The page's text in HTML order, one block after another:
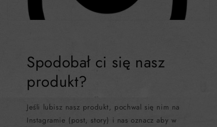
Spodobał ci się nasz
produkt?
Jeśli lubisz nasz produkt, pochwal się nim na
Instagramie (post, story) i nas oznacz aby w